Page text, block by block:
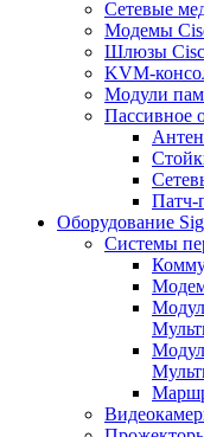
Сетевые
Модемы
Шлюзы
KVM-
Модули
Пассивное
Патч-
Оборудование
Системы